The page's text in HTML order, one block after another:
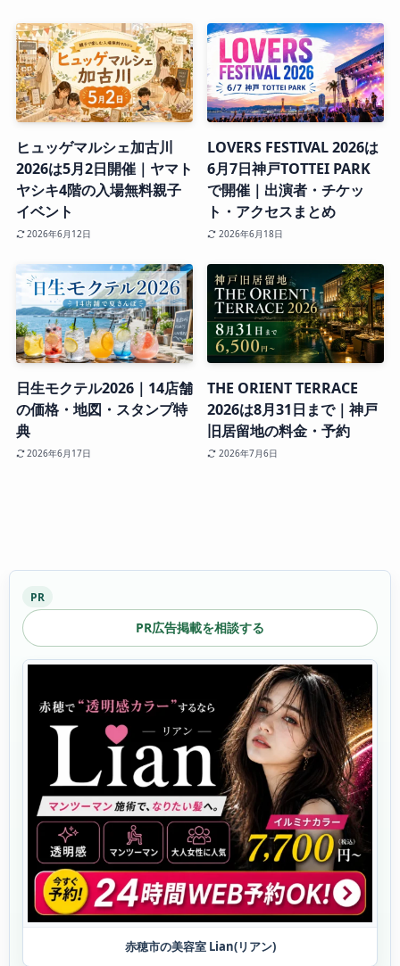
ヒュッゲマルシェ加古川
2026は5月2日開催｜ヤマト
ヤシキ4階の入場無料親子
イベント
2026年6月12日
LOVERS FESTIVAL 2026は
6月7日神戸TOTTEI PARK
で開催｜出演者・チケッ
ト・アクセスまとめ
2026年6月18日
日生モクテル2026｜14店舗
の価格・地図・スタンプ特
典
2026年6月17日
THE ORIENT TERRACE
2026は8月31日まで｜神戸
旧居留地の料金・予約
2026年7月6日
PR
PR広告掲載を相談する
赤穂市の美容室 Lian(リアン)